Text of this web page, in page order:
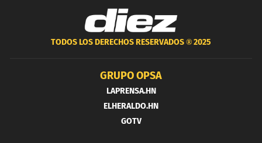
TODOS LOS DERECHOS RESERVADOS ®2025
GRUPO OPSA
LAPRENSA.HN
ELHERALDO.HN
GOTV